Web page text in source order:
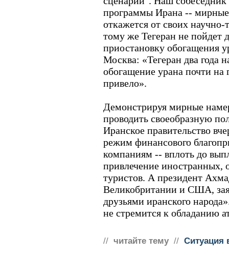
программы Ирана --
откажется от своих
тому же Тегеран не пойдет
приостановку обогащения
Москва: «Тегеран два года
обогащение урана почти на
привело».
Демонстрируя мирные
проводить своеобразную
Иранское правительство
режим финансового
компаниям -- вплоть до
привлечение иностранных,
туристов. А президент
Великобритании и США,
друзьями иранского
не стремится к обладанию
// читайте тему // Ситуация